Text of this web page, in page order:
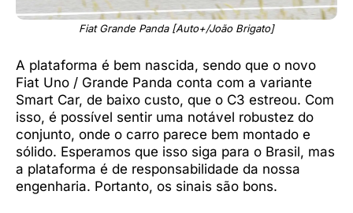
Fiat Grande Panda [Auto+/João Brigato]
A plataforma é bem nascida, sendo que o novo
Fiat Uno / Grande Panda conta com a variante
Smart Car, de baixo custo, que o C3 estreou. Com
isso, é possível sentir uma notável robustez do
conjunto, onde o carro parece bem montado e
sólido. Esperamos que isso siga para o Brasil, mas
a plataforma é de responsabilidade da nossa
engenharia. Portanto, os sinais são bons.